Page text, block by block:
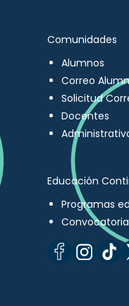
Comunidades
Alumnos
Correo
Solicitud
Docentes
Educación
Programas